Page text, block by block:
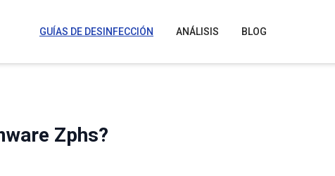
GUÍAS DE DESINFECCIÓN ANÁLISIS BLOG
Zphs?